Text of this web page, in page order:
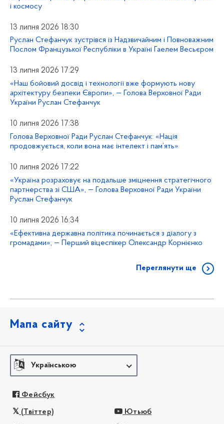
і космосу
13 липня 2026 18:30
Руслан Стефанчук зустрівся із Надзвичайним і Повноважним
Послом Французької Республіки в Україні Гаелем Весьєром
13 липня 2026 17:29
«Наш бойовий досвід і технології вже формують нову
архітектуру безпеки Європи», — Голова Верховної Ради
України Руслан Стефанчук
10 липня 2026 17:38
Голова Верховної Ради Руслан Стефанчук: «Нація
продовжується, коли вона має інтелект і пам’ять»
10 липня 2026 17:22
«Україна розраховує на подальше зміцнення стратегічного
партнерства зі США», — Голова Верховної Ради України
Руслан Стефанчук
10 липня 2026 16:34
«Ефективна державна політика починається з діалогу з
громадами», — Перший віцеспікер Олександр Корнієнко
Переглянути ще
Мапа сайту
Українською
Фейсбук
(Твіттер) Ютьюб